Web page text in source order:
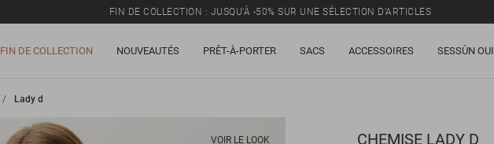
FIN DE COLLECTION : JUSQU’À -50% SUR UNE SÉLECTION D’ARTICLES
FIN DE COLLECTION NOUVEAUTÉS PRÊT-À-PORTER SACS ACCESSOIRES SESSÙN OUI
>
Lady d
VOIR LE LOOK CHEMISE LADY D